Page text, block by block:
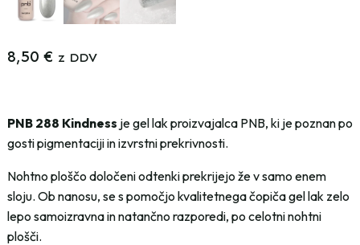
8,50 € z DDV
PNB 288 Kindness je gel lak proizvajalca PNB, ki je poznan po
gosti pigmentaciji in izvrstni prekrivnosti.
Nohtno ploščo določeni odtenki prekrijejo že v samo enem
sloju. Ob nanosu, se s pomočjo kvalitetnega čopiča gel lak zelo
lepo samoizravna in natančno razporedi, po celotni nohtni
plošči.